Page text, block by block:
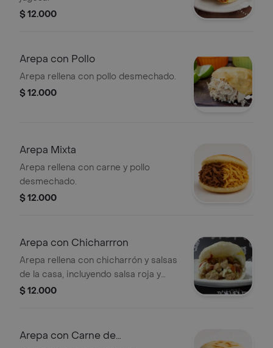
$ 12.000
Arepa con Pollo
Arepa rellena con pollo desmechado.
$ 12.000
Arepa Mixta
Arepa rellena con carne y pollo
desmechado.
$ 12.000
Arepa con Chicharrron
Arepa rellena con chicharrón y salsas
de la casa, incluyendo salsa roja y
mayonesa.
$ 12.000
Arepa con Carne de